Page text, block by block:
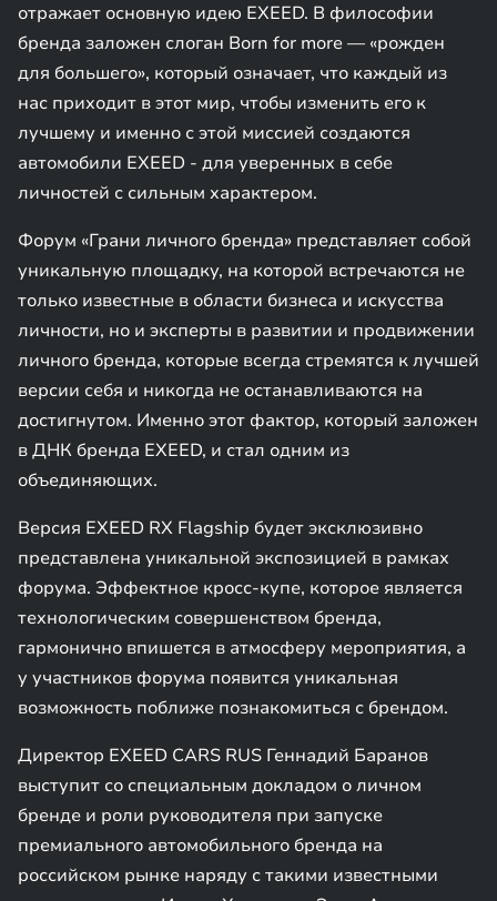
отражает основную идею EXEED. В философии
бренда заложен слоган Born for more — «рожден
для большего», который означает, что каждый из
нас приходит в этот мир, чтобы изменить его к
лучшему и именно с этой миссией создаются
автомобили EXEED - для уверенных в себе
личностей с сильным характером.
Форум «Грани личного бренда» представляет собой
уникальную площадку, на которой встречаются не
только известные в области бизнеса и искусства
личности, но и эксперты в развитии и продвижении
личного бренда, которые всегда стремятся к лучшей
версии себя и никогда не останавливаются на
достигнутом. Именно этот фактор, который заложен
в ДНК бренда EXEED, и стал одним из
объединяющих.
Версия EXEED RX Flagship будет эксклюзивно
представлена уникальной экспозицией в рамках
форума. Эффектное кросс-купе, которое является
технологическим совершенством бренда,
гармонично впишется в атмосферу мероприятия, а
у участников форума появится уникальная
возможность поближе познакомиться с брендом.
Директор EXEED CARS RUS Геннадий Баранов
выступит со специальным докладом о личном
бренде и роли руководителя при запуске
премиального автомобильного бренда на
российском рынке наряду с такими известными